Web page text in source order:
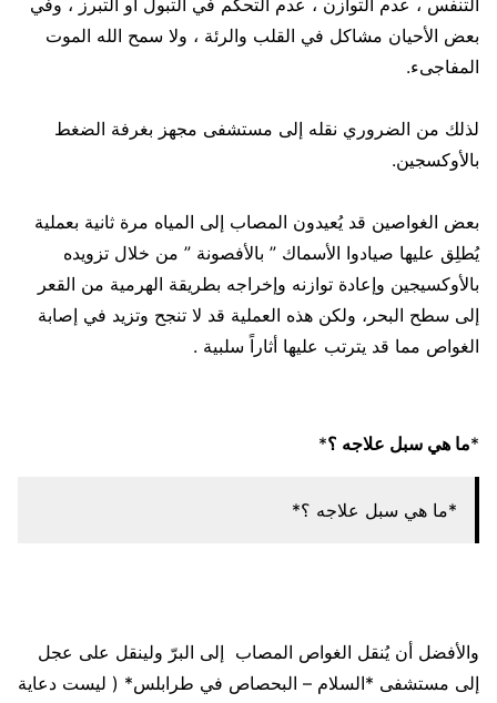
بعض الأحيان مشاكل في القلب والرئة ، ولا سمح الله الموت
المفاجىء.
لذلك من الضروري نقله إلى مستشفى مجهز بغرفة الضغط
بالأوكسجين.
بعض الغواصين قد يُعيدون المصاب إلى المياه مرة ثانية بعملية
يُطلِق عليها صيادوا الأسماك ” بالأفصونة ” من خلال تزويده
بالأوكسيجين وإعادة توازنه وإخراجه بطريقة الهرمية من القعر
إلى سطح البحر، ولكن هذه العملية قد لا تنجح وتزيد في إصابة
الغواص مما قد يترتب عليها أثاراً سلبية .
*ما هي سبل علاجه ؟*
*ما هي سبل علاجه ؟*
والأفضل أن يُنقل الغواص المصاب إلى البرّ ولينقل على عجل
إلى مستشفى *السلام – البحصاص في طرابلس* ( ليست دعاية